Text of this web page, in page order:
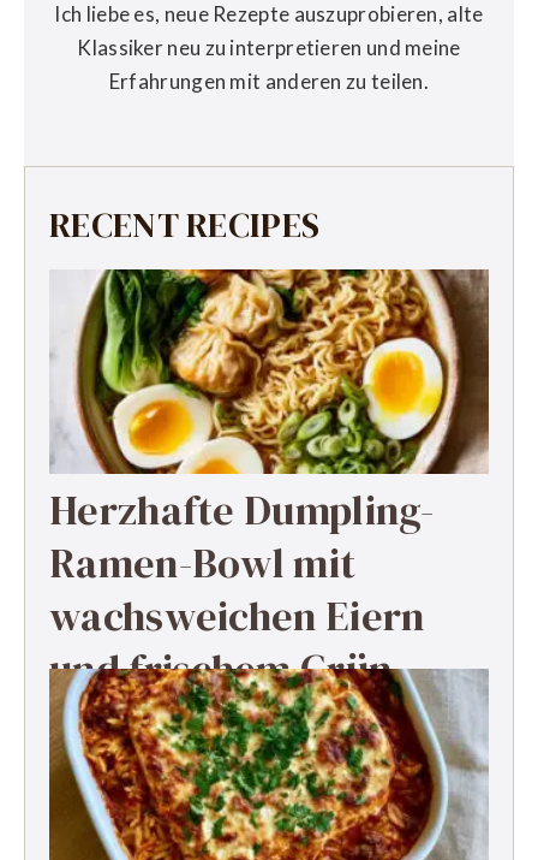
Ich liebe es, neue Rezepte auszuprobieren, alte
Klassiker neu zu interpretieren und meine
Erfahrungen mit anderen zu teilen.
RECENT RECIPES
Herzhafte Dumpling-
Ramen-Bowl mit
wachsweichen Eiern
und frischem Grün